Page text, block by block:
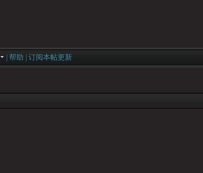
帮助 订阅本帖更新